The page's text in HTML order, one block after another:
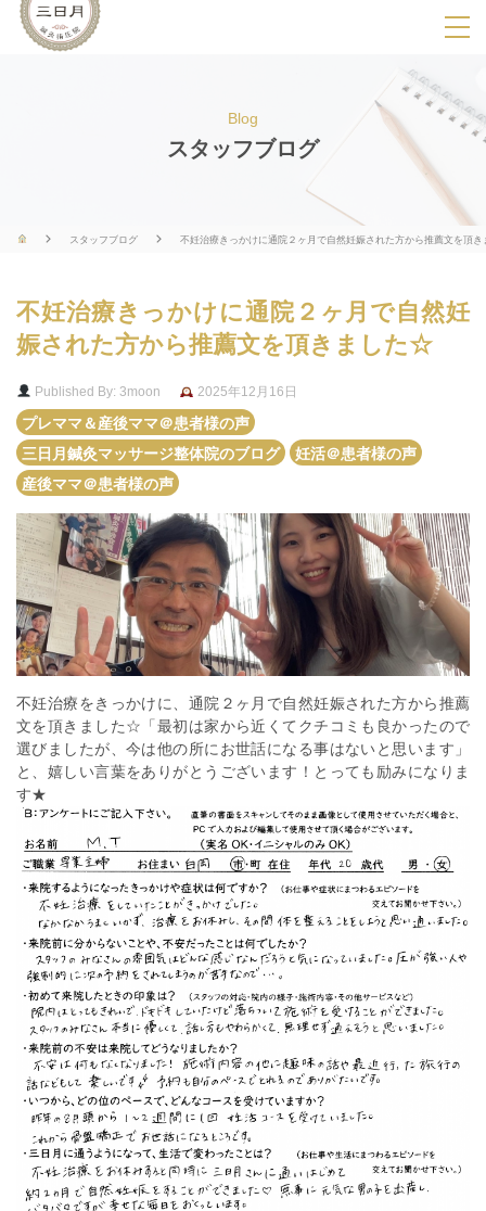
SPメニ
ー
展
用
ボ
Blog
スタッフブログ
スタッフブログ 不妊治療きっかけに通院２ヶ月で自然妊娠された方から推薦文を頂
不妊治療きっかけに通院２ヶ月で自然妊
娠された方から推薦文を頂きました☆
Published By: 3moon
2025年12月16日
プレママ＆産後ママ＠患者様の声
三日月鍼灸マッサージ整体院のブログ
妊活＠患者様の声
産後ママ＠患者様の声
不妊治療をきっかけに、通院２ヶ月で自然妊娠された方から推薦
文を頂きました☆「最初は家から近くてクチコミも良かったので
選びましたが、今は他の所にお世話になる事はないと思います」
と、嬉しい言葉をありがとうございます！とっても励みになりま
す★